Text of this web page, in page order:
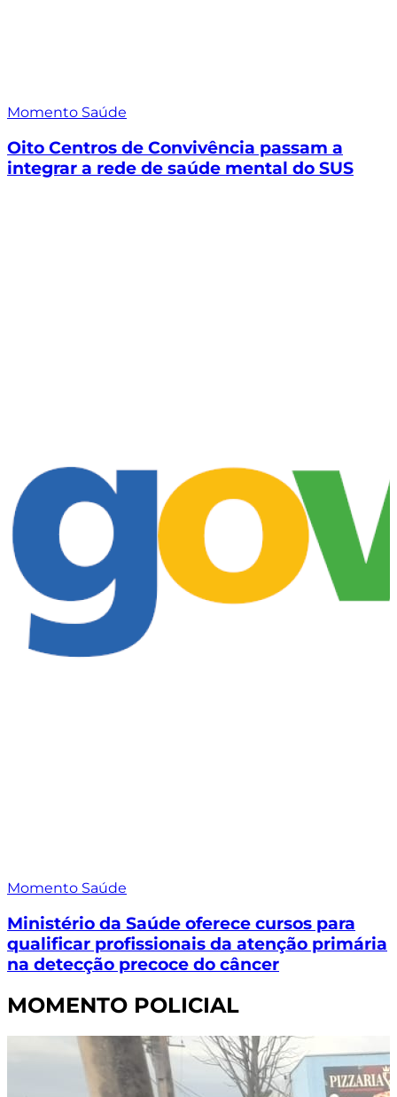
Momento Saúde
Oito Centros de Convivência passam a
integrar a rede de saúde mental do SUS
Momento Saúde
Ministério da Saúde oferece cursos para
qualificar profissionais da atenção primária
na detecção precoce do câncer
MOMENTO POLICIAL